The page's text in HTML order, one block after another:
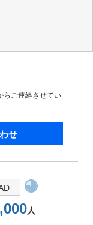
らご連絡させてい
せ
人